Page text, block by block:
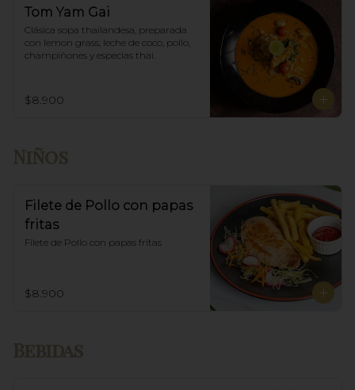
Tom Yam Gai
Clásica sopa thailandesa, preparada
con lemon grass, leche de coco, pollo,
champiñones y especias thai.
$8.900
Filete de Pollo con papas
fritas
Filete de Pollo con papas fritas
$8.900